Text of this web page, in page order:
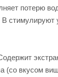
потерю
стимулируют
(со вкусом